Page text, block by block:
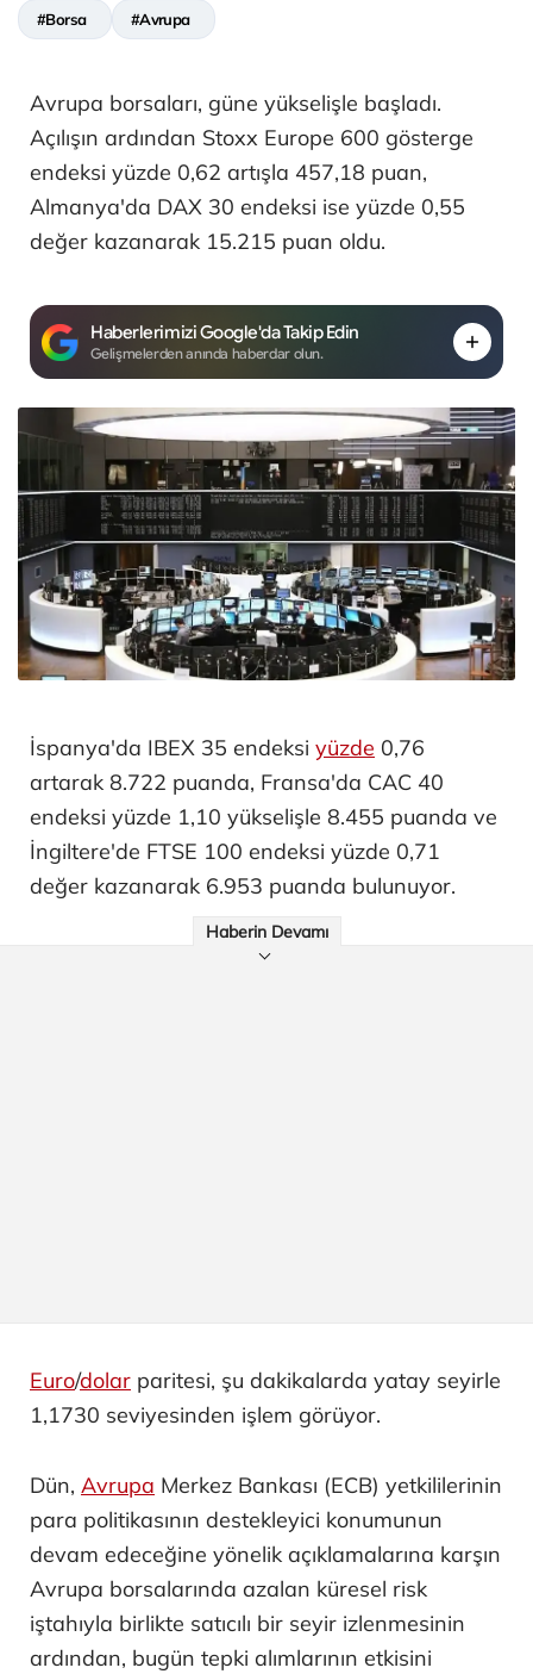
#Borsa #Avrupa
Avrupa borsaları, güne yükselişle başladı.
Açılışın ardından Stoxx Europe 600 gösterge
endeksi yüzde 0,62 artışla 457,18 puan,
Almanya'da DAX 30 endeksi ise yüzde 0,55
değer kazanarak 15.215 puan oldu.
Haberlerimizi Google'da Takip Edin
Gelişmelerden anında haberdar olun.
İspanya'da IBEX 35 endeksi yüzde 0,76
artarak 8.722 puanda, Fransa'da CAC 40
endeksi yüzde 1,10 yükselişle 8.455 puanda ve
İngiltere'de FTSE 100 endeksi yüzde 0,71
değer kazanarak 6.953 puanda bulunuyor.
Haberin Devamı
Euro/dolar paritesi, şu dakikalarda yatay seyirle
1,1730 seviyesinden işlem görüyor.
Dün, Avrupa Merkez Bankası (ECB) yetkililerinin
para politikasının destekleyici konumunun
devam edeceğine yönelik açıklamalarına karşın
Avrupa borsalarında azalan küresel risk
iştahıyla birlikte satıcılı bir seyir izlenmesinin
ardından, bugün tepki alımlarının etkisini